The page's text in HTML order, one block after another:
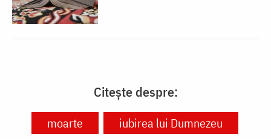
Citește despre:
moarte
iubirea lui Dumnezeu